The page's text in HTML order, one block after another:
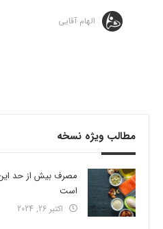
الهام آقایی
مطالب ویژه نسخه
است
اکتبر 26, 2024